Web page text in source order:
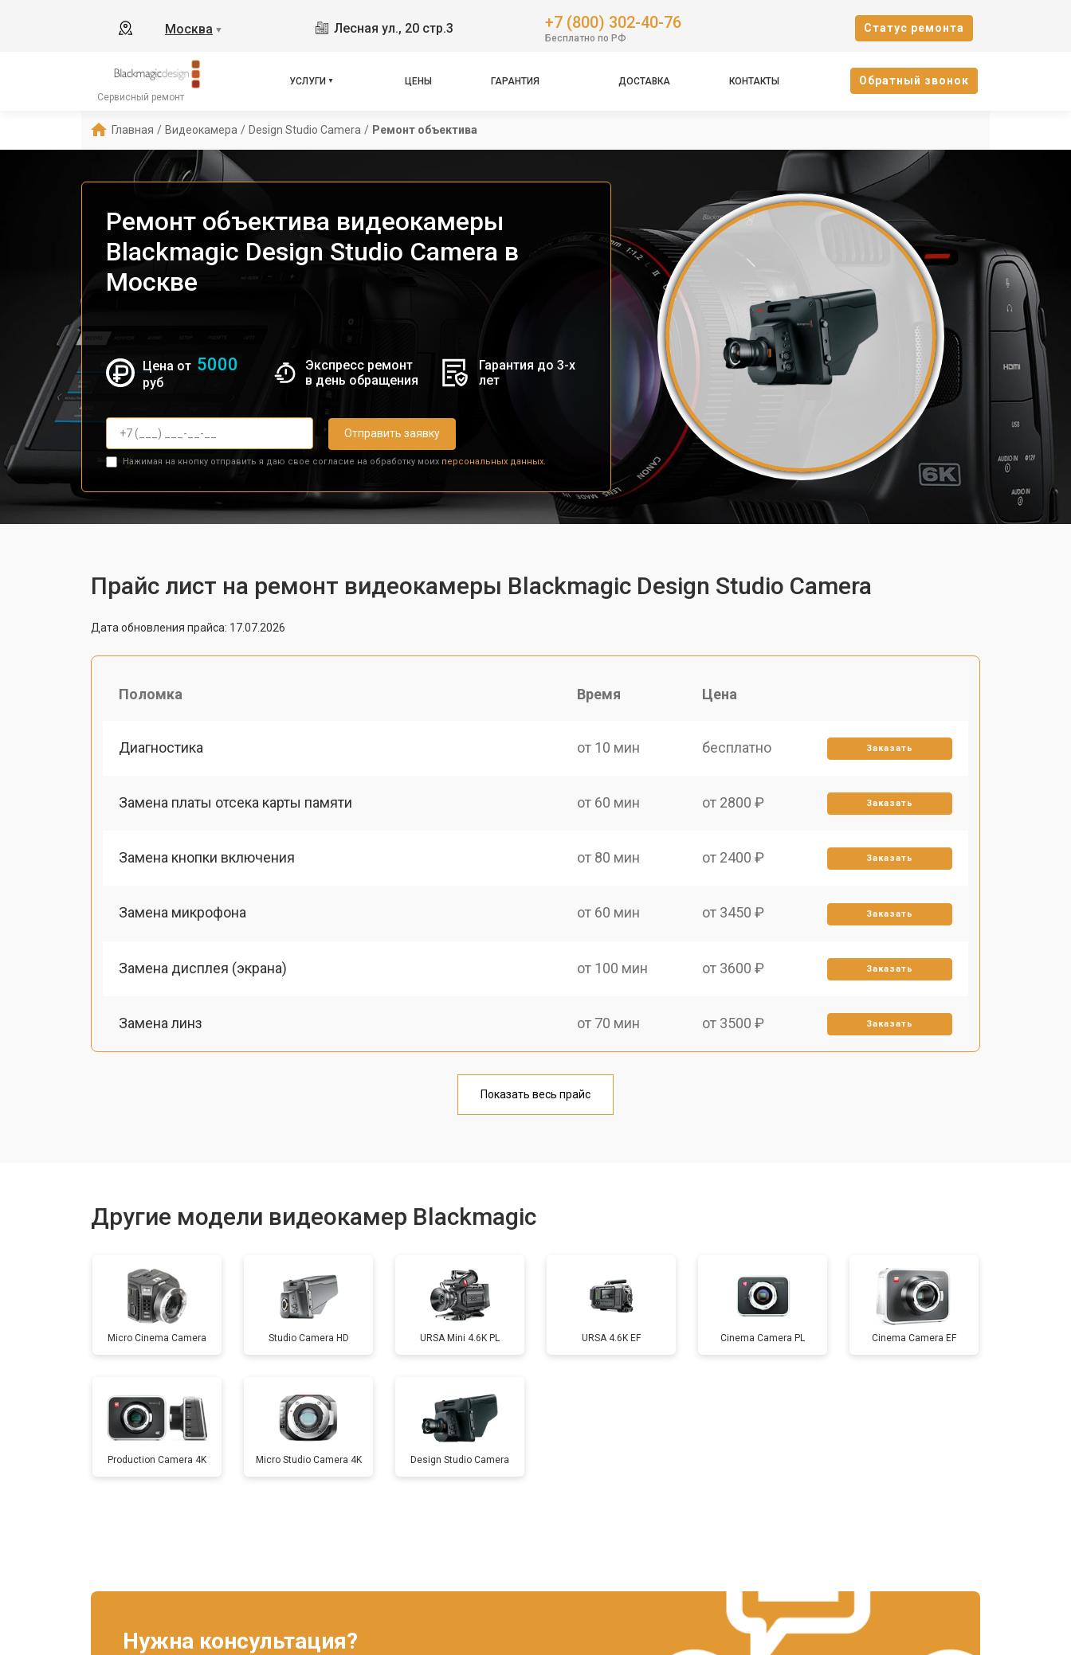
Москва ▼ Лесная ул., 20 стр.3 +7 (800) 302-40-76
Бесплатно по РФ
Cтатус ремонта
Сервисный ремонт
УСЛУГИ ЦЕНЫ ГАРАНТИЯ ДОСТАВКА КОНТАКТЫ Oбратный звонок
Главная / Видеокамера / Design Studio Camera / Ремонт объектива
Ремонт объектива видеокамеры
Blackmagic Design Studio Camera в
Москве
Цена от 5000
руб
Экспресс ремонт
в день обращения
Гарантия до 3-х
лет
Отправить заявку
Нажимая на кнопку отправить я даю свое согласие на обработку моих персональных данных.
Прайс лист на ремонт видеокамеры Blackmagic Design Studio Camera
Дата обновления прайса: 17.07.2026
Поломка Время Цена
Диагностика от 10 мин бесплатно Заказать
Замена платы отсека карты памяти от 60 мин от 2800 ₽ Заказать
Замена кнопки включения от 80 мин от 2400 ₽ Заказать
Замена микрофона от 60 мин от 3450 ₽ Заказать
Замена дисплея (экрана) от 100 мин от 3600 ₽ Заказать
Замена линз от 70 мин от 3500 ₽ Заказать
от 70 мин
Юстировка от 100 мин от 3700 ₽ Заказать
Замена/ремонт стабилизатора от 80 мин от 4500 ₽ Заказать
Показать весь прайс
Другие модели видеокамер Blackmagic
Micro Cinema Camera Studio Camera HD URSA Mini 4.6K PL URSA 4.6K EF Cinema Camera PL Cinema Camera EF
Production Camera 4K Micro Studio Camera 4K Design Studio Camera
Нужна консультация?